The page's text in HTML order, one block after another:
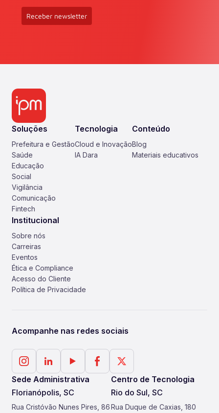
Receber newsletter
Soluções
Prefeitura e Gestão
Saúde
Educação
Social
Vigilância
Comunicação
Fintech
Tecnologia
Cloud e Inovação
IA Dara
Conteúdo
Blog
Materiais educativos
Institucional
Sobre nós
Carreiras
Eventos
Ética e Compliance
Acesso do Cliente
Política de Privacidade
Acompanhe nas redes sociais
Sede Administrativa
Florianópolis, SC
Rua Cristóvão Nunes Pires, 86
Centro de Tecnologia
Rio do Sul, SC
Rua Duque de Caxias, 180